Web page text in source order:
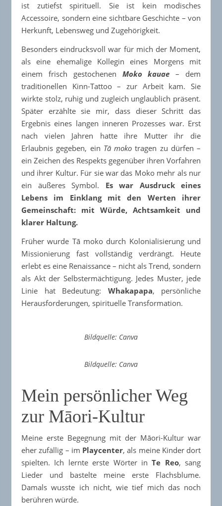
ist zutiefst spirituell. Sie ist kein modisches
Accessoire, sondern eine sichtbare Geschichte – von
Herkunft, Lebensweg und Zugehörigkeit.
Besonders eindrucksvoll war für mich der Moment,
als eine ehemalige Kollegin eines Morgens mit
einem frisch gestochenen Moko kauae – dem
traditionellen Kinn-Tattoo – zur Arbeit kam. Sie
wirkte stolz, ruhig und zugleich unglaublich präsent.
Später erzählte sie mir, dass dieser Schritt das
Ergebnis eines langen inneren Prozesses war. Erst
nach vielen Jahren hatte ihre Mutter ihr die
Erlaubnis gegeben, ein Tā moko tragen zu dürfen –
ein Zeichen des Respekts gegenüber ihren Vorfahren
und ihrer Kultur. Für sie war das Moko mehr als nur
ein äußeres Symbol. Es war Ausdruck eines
Lebens im Einklang mit den Werten ihrer
Gemeinschaft: mit Würde, Achtsamkeit und
klarer Haltung.
Früher wurde Tā moko durch Kolonialisierung und
Missionierung fast vollständig verdrängt. Heute
erlebt es eine Renaissance – nicht als Trend, sondern
als Akt der Selbstermächtigung. Jedes Muster, jede
Linie hat Bedeutung: Whakapapa, persönliche
Herausforderungen, spirituelle Transformation.
Bildquelle: Canva
Bildquelle: Canva
Mein persönlicher Weg
zur Māori-Kultur
Meine erste Begegnung mit der Māori-Kultur war
eher zufällig – im Playcenter, als meine Kinder dort
spielten. Ich lernte erste Wörter inTe Reo, sang
Lieder und bastelte meine erste Flachsblume.
Damals wusste ich nicht, wie tief mich das noch
berühren würde.